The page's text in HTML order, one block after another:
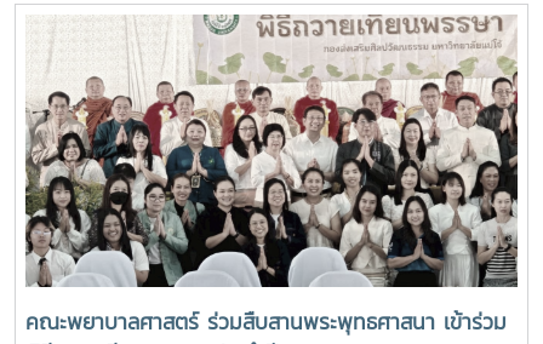
พงษ์พานิช และนายพงษ์พิพัฒน์ ราชจันทร์ ได้นำนักศึกษาเยี่ยม
ชมเส้นทางและสถานที่สำคัญภายในมหาวิทยาลัย อาทิ อนุสาวรีย์
คุณพระช่วงเกษตรศิลปการ เพื่อให้นักศึกษาได้เรียนรู้ประวัติและ
คุณูปการของปูชนียบุคคลผู้มีความสำคัญต่อมหาวิทยาลัย คุณค่า
ทางประวัติศาสตร์และจิตวิญญาณของสถาบันและช่วงบ่าย คณะ
นักศึกษาได้เข้าเยี่ยมชมสำนักฟาร์มมหาวิทยาลัย และสำนักวิจัย
และส่งเสริมวิชาการการเกษตร โดยมี นางสาววัชรินทร์ จันท
วรรณ ให้การต้อนรับ พร้อมบรรยายให้ความรู้เกี่ยวกับการผลิต
และการพัฒนาผลิตภัณฑ์กัญชงเพื่อสุขภาพ รวมทั้งนำเยี่ยมชม
แปลงกัญชง เพื่อเปิดมุมมองด้านงานวิจัยและนวัตกรรมทางการ
เกษตรของมหาวิทยาลัย จากนั้น นักศึกษาได้เดินทางไปศึกษา
แหล่งเรียนรู้อ่างเก็บน้ำห้วยโจ้ พร้อมนั่งรถเยี่ยมชมบริเวณรอบ
ศาสตร์ และนักศึกษา เข้าร่วมอย่างพร้อมเพรียงห้อง “ร่ม
อินทนิล” เกิดขึ้นจากความร่วมมือระหว่างมหาวิทยาลัยแม่โจ้และ
คณะพยาบาลศาสตร์ เพื่อเป็นศูนย์ให้บริการด้านการดูแลสุขภาพ
เบื้องต้น การให้คำปรึกษา แนะนำด้านสุขภาพกายและสุขภาพใจ
แก่นักศึกษา เพื่อให้นักศึกษาได้รับการดูแลอย่างทั่วถึง มีสุขภาวะ
ที่ดีทั้งด้านร่างกายและจิตใจ อันจะนำไปสู่การส่งเสริมคุณภาพ
ชีวิต ความปลอดภัย และสวัสดิภาพการใช้ชีวิตภายในมหาวิทยาลัย
โดยจะเปิดให้บริการทุกวัน ตั้งแต่เวลา 17.00-20.00 น.นอกจากนี้
ห้อง “ร่มอินทนิล” ยังเป็นพื้นที่แห่งการเรียนรู้และฝึกปฏิบัติ
วิชาชีพของนักศึกษาพยาบาล ภายใต้การกำกับดูแลของ
คณาจารย์และบุคลากรผู้เชี่ยวชาญ เพื่อให้นักศึกษาได้พัฒนา
คณะพยาบาลศาสตร์ ร่วมสืบสานพระพุทธศาสนา เข้าร่วม